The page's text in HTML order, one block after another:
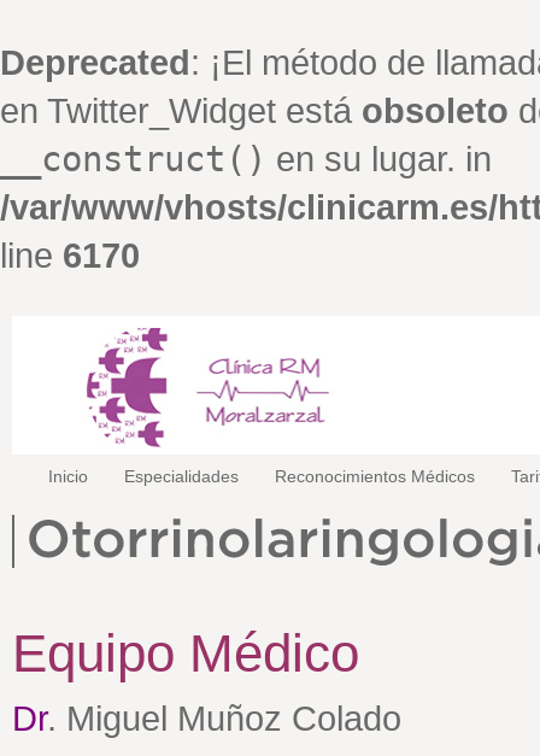
Deprecated: ¡El método de
en Twitter_Widget está obsoleto
__construct() en su lugar. in
/var/www/vhosts/clinicarm.es/
line 6170
Inicio Especialidades Reconocimientos Médicos
Equipo Médico
Dr. Miguel Muñoz Colado